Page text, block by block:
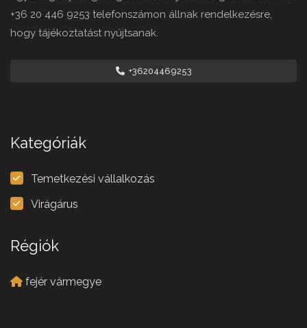
+36 20 446 9253 telefonszámon állnak rendelkezésre,
hogy tájékoztatást nyújtsanak.
+36204469253
Kategóriák
Temetkezési vállalkozás
Virágárus
Régiók
fejér vármegye